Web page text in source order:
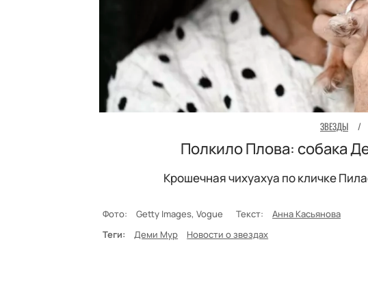
ЗВЕЗДЫ /
Полкило Плова: собака
Крошечная чихуахуа по кличке
Фото: Getty Images, Vogue Текст: Анна Касьянова
Теги:
Деми Мур Новости о звездах